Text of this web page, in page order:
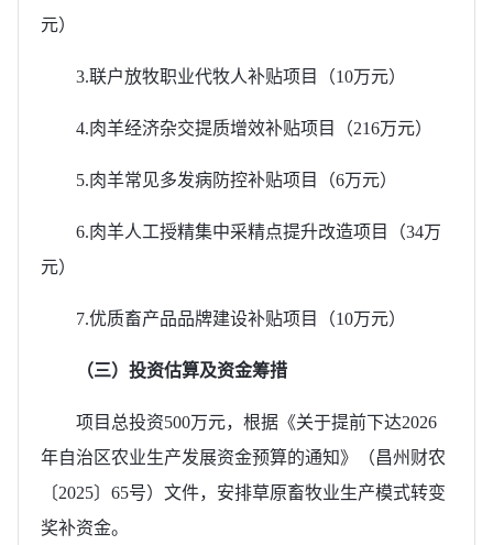
元）
3.联户放牧职业代牧人补贴项目（10万元）
4.肉羊经济杂交提质增效补贴项目（216万元）
5.肉羊常见多发病防控补贴项目（6万元）
6.肉羊人工授精集中采精点提升改造项目（34万
元）
7.优质畜产品品牌建设补贴项目（10万元）
（三）投资估算及资金筹措
项目总投资500万元，根据《关于提前下达2026
年自治区农业生产发展资金预算的通知》（昌州财农
〔2025〕65号）文件，安排草原畜牧业生产模式转变
奖补资金。